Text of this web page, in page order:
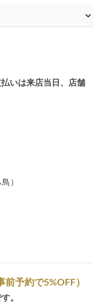
いは来店当日、店舗
）
予約で5%OFF）
。